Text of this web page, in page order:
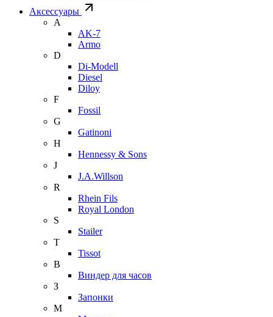
Аксессуары
A
AK-7
Armo
D
Di-Modell
Diesel
Diloy
F
Fossil
G
Gatinoni
H
Hennessy & Sons
J
J.A.Willson
R
Rhein Fils
Royal London
S
Stailer
T
Tissot
В
Виндер для часов
З
Запонки
М